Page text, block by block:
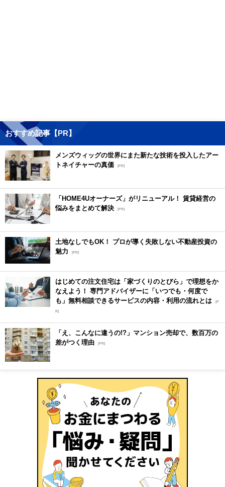
おすすめ記事【PR】
メンズウィッグの世界にまた新たな技術を投入したアー
トネイチャーの真価 [PR]
「HOME4Uオーナーズ」がリニューアル！ 賃貸経営の
悩みをまとめて解決 [PR]
土地なしでもOK！ プロが導く失敗しない不動産投資の
魅力
[PR]
はじめての注文住宅は「家づくりのとびら」で理想をか
なえよう！ 専門アドバイザーに「いつでも・何度で
も」無料相談できるサービスの内容・利用の流れとは [P
R]
「え、こんなに違うの!?」マンション売却で、数百万の
差がつく理由 [PR]